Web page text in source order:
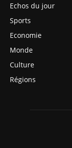
Echos du jour
Sports
Economie
Monde
Culture
Régions